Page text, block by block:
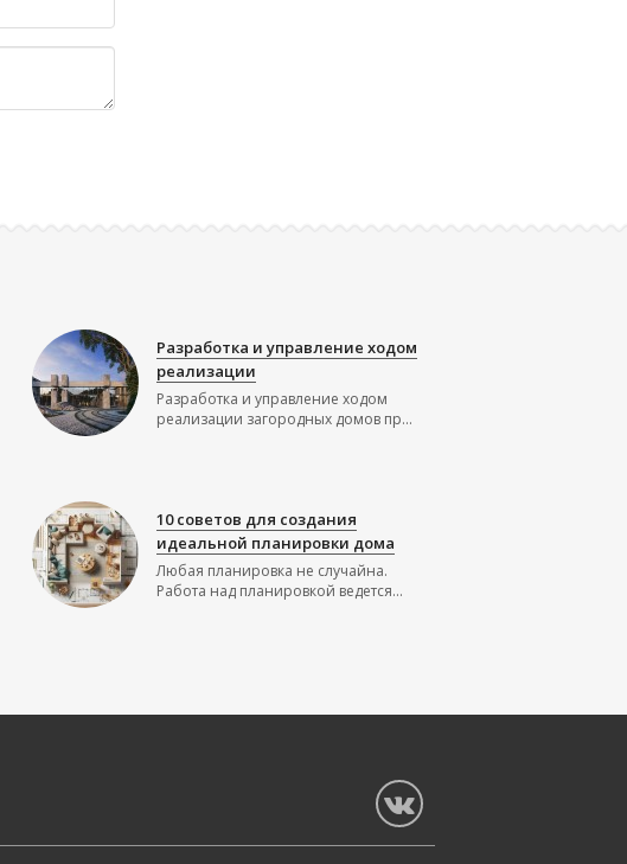
Разработка и управление ходом
реализации
Разработка и управление ходом
реализации загородных домов пр...
10 советов для создания
идеальной планировки дома
Любая планировка не случайна.
Работа над планировкой ведется...